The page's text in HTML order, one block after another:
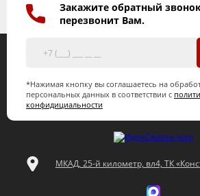
Закажите обратный
перезвонит Вам.
*Нажимая кнопку вы соглашаетесь на
персональных данных в соответствии с
конфидициальности
МКАД, 25-й километр, вл4, ТК